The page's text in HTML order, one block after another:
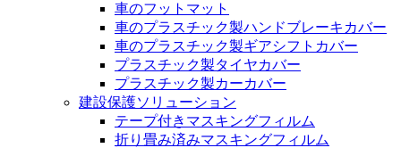
車のフットマット
車のプラスチック製ハンドブレーキカバー
車のプラスチック製ギアシフトカバー
プラスチック製タイヤカバー
プラスチック製カーカバー
建設保護ソリューション
テープ付きマスキングフィルム
折り畳み済みマスキングフィルム